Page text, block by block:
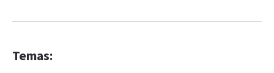
Temas: